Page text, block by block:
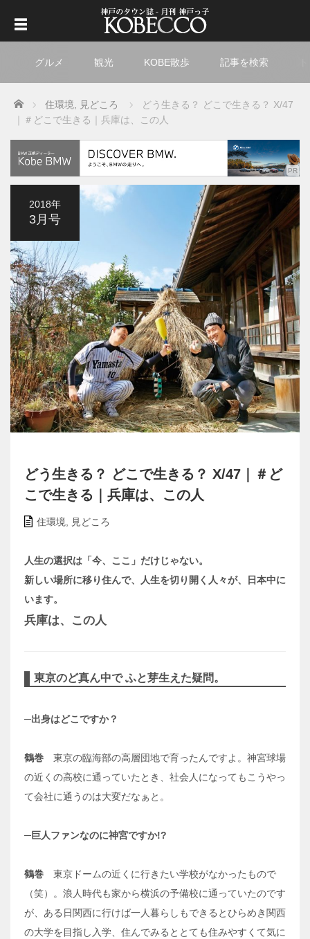
グルメ 観光 KOBE散歩 記事を検索
Home 住環境 見どころ
どう生きる？ どこで生きる？ X/47
｜＃どこで生きる｜兵庫は、この人
2018年
3月号
どう生きる？ どこで生きる？ X/47｜＃ど
こで生きる｜兵庫は、この人
住環境, 見どころ
人生の選択は「今、ここ」だけじゃない。
新しい場所に移り住んで、人生を切り開く人々が、日本中に
います。
兵庫は、この人
東京のど真ん中で ふと芽生えた疑問。
─出身はどこですか？
鶴巻 東京の臨海部の高層団地で育ったんですよ。神宮球場
の近くの高校に通っていたとき、社会人になってもこうやっ
て会社に通うのは大変だなぁと。
─巨人ファンなのに神宮ですか!?
鶴巻 東京ドームの近くに行きたい学校がなかったもので
（笑）。浪人時代も家から横浜の予備校に通っていたのです
が、ある日関西に行けば一人暮らしもできるとひらめき関西
の大学を目指し入学、住んでみるととても住みやすくて気に